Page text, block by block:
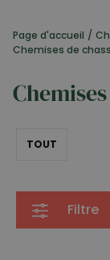
Page d'accueil /
Chemises de
TOUT
Filtre